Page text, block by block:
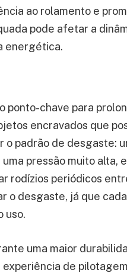
ao rolamento e
pode afetar a
energética.
ponto-chave para
encravados que
o padrão de desgaste:
pressão muito alta,
rodízios periódicos
o desgaste, já que
uso.
uma maior
de